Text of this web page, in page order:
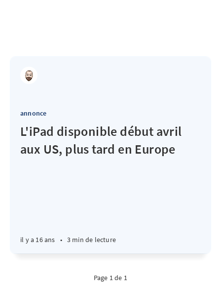
annonce
L'iPad disponible début avril
aux US, plus tard en Europe
il y a 16 ans • 3 min de lecture
Page 1 de 1